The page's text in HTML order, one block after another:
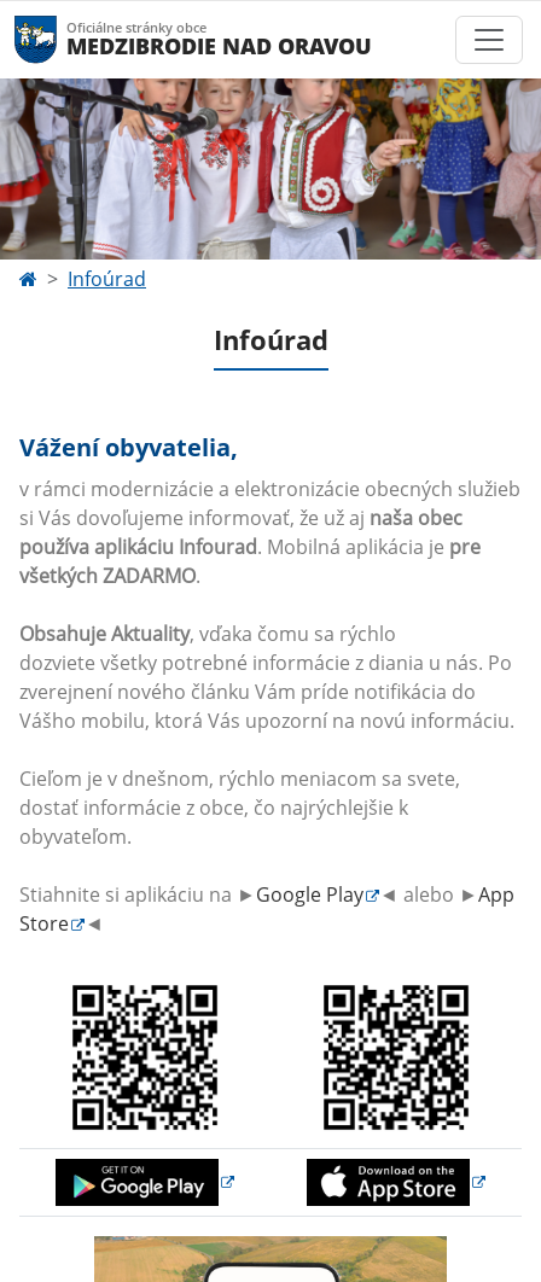
Oficiálne stránky obce
MEDZIBRODIE NAD ORAVOU
Infoúrad
Infoúrad
Vážení obyvatelia,
v rámci modernizácie a elektronizácie obecných služieb
si Vás dovoľujeme informovať, že už aj naša obec
používa aplikáciu Infourad. Mobilná aplikácia je pre
všetkých ZADARMO.
Obsahuje Aktuality, vďaka čomu sa rýchlo
dozviete všetky potrebné informácie z diania u nás. Po
zverejnení nového článku Vám príde notifikácia do
Vášho mobilu, ktorá Vás upozorní na novú informáciu.
Cieľom je v dnešnom, rýchlo meniacom sa svete,
dostať informácie z obce, čo najrýchlejšie k
obyvateľom.
Stiahnite si aplikáciu na ► Google Play ◄ alebo ►App
Store
◄